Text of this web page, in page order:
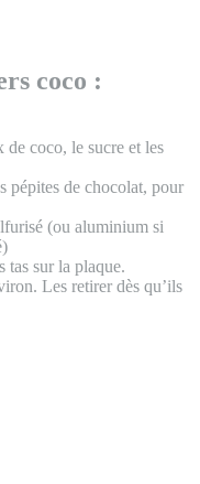
coco :
coco, le sucre et les
pépites de chocolat, pour
(ou aluminium si
tas sur la plaque.
Les retirer dès qu’ils